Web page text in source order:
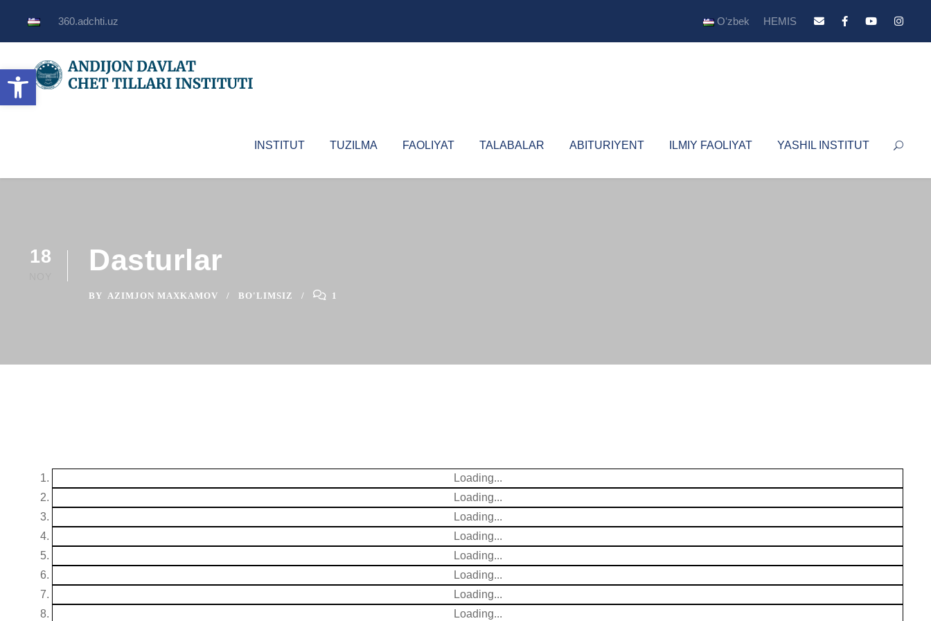
Open toolbar
360.adchti.uz Oʻzbek HEMIS
INSTITUT TUZILMA FAOLIYAT TALABALAR ABITURIYENT ILMIY FAOLIYAT YASHIL INSTITUT
18 Dasturlar
BY AZIMJON MAXKAMOV BO'LIMSIZ 1
Loading...
Loading...
Loading...
Loading...
Loading...
Loading...
Loading...
Loading...